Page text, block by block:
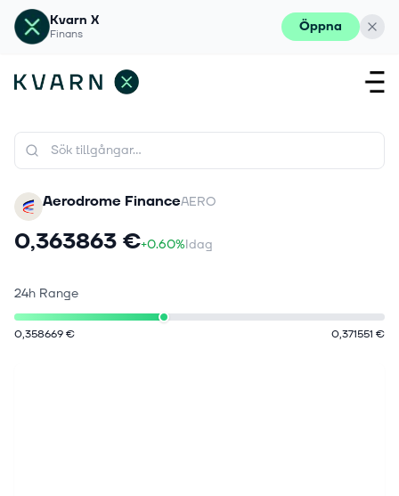
Kvarn X
Finans Öppna
Aerodrome FinanceAERO
0,363863 €+0.60%Idag
24h Range
0,358669 € 0,371551 €